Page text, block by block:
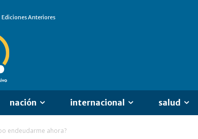
Ediciones Anteriores
nación internacional salud
endeudarme ahora?